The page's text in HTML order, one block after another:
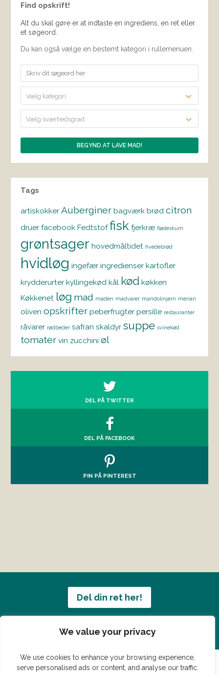
We value your privacy
We use cookies to enhance your browsing experience,
serve personalised ads or content, and analyse our traffic.
Find opskrift!
Alt du skal gøre er at indtaste en ingrediens, en ret eller
et søgeord.
Du kan også vælge en bestemt kategori i rullemenuen.
Vælg kategori
Vælg sværhedsgrad
Tags
artiskokker Auberginer bagværk brød citron
druer facebook Fedtstof fisk fjerkræ flødeskum
grøntsager hovedmåltidet hvedebrød
hvidløg ingefær ingredienser kartofler
krydderurter kyllingekød kål kød køkken
Køkkenet løg mad maden madvarer mandolinjern merian
oliven opskrifter peberfrugter persille restauranter
råvarer rødbeder safran skaldyr suppe svinekød
tomater vin zucchini øl
DEL PÅ TWITTER
DEL PÅ FACEBOOK
PIN PÅ PINTEREST
Del din ret her!
Har du en konge ret du vil dele?